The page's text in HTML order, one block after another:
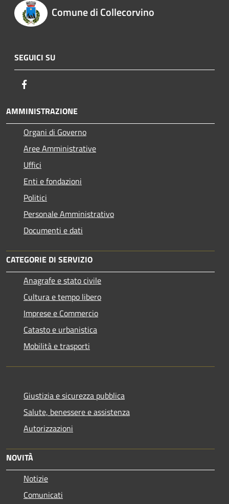
Comune di Collecorvino
SEGUICI SU
AMMINISTRAZIONE
Organi di Governo
Aree Amministrative
Uffici
Enti e fondazioni
Politici
Personale Amministrativo
Documenti e dati
CATEGORIE DI SERVIZIO
Anagrafe e stato civile
Cultura e tempo libero
Imprese e Commercio
Catasto e urbanistica
Mobilità e trasporti
Giustizia e sicurezza pubblica
Salute, benessere e assistenza
Autorizzazioni
NOVITÀ
Notizie
Comunicati